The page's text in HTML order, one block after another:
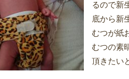
るので新
底から新
むつが紙
むつの素